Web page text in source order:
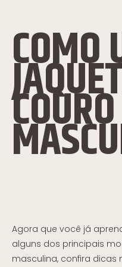
COMO
COURO
Agora que você já
alguns dos principais
masculina, confira